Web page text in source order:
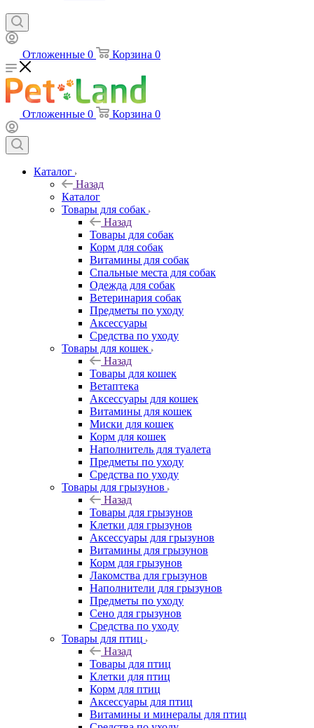
Отложенные 0 Корзина 0
Отложенные 0 Корзина 0
Каталог
Назад
Каталог
Товары для собак
Назад
Товары для собак
Корм для собак
Витамины для собак
Спальные места для собак
Одежда для собак
Ветеринария собак
Предметы по уходу
Аксессуары
Средства по уходу
Товары для кошек
Назад
Товары для кошек
Ветаптека
Аксессуары для кошек
Витамины для кошек
Миски для кошек
Корм для кошек
Наполнитель для туалета
Предметы по уходу
Средства по уходу
Товары для грызунов
Назад
Товары для грызунов
Клетки для грызунов
Аксессуары для грызунов
Витамины для грызунов
Корм для грызунов
Лакомства для грызунов
Наполнители для грызунов
Предметы по уходу
Сено для грызунов
Средства по уходу
Товары для птиц
Назад
Товары для птиц
Клетки для птиц
Корм для птиц
Аксессуары для птиц
Витамины и минералы для птиц